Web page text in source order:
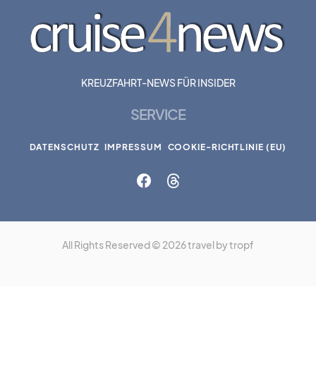
KREUZFAHRT-NEWS FÜR INSIDER
SERVICE
DATENSCHUTZ IMPRESSUM COOKIE-RICHTLINIE (EU)
All Rights Reserved © 2026 travel by tropf